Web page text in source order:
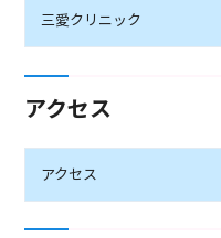
三愛クリニック
アクセス
アクセス